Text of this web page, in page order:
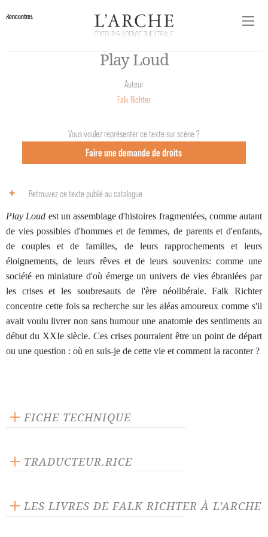
Rencontres
Play Loud
Auteur
Falk Richter
Vous voulez représenter ce texte sur scène ?
Faire une demande de droits
Retrouvez ce texte publié au catalogue
Play Loud est un assemblage d'histoires fragmentées, comme autant
de vies possibles d'hommes et de femmes, de parents et d'enfants,
de couples et de familles, de leurs rapprochements et leurs
éloignements, de leurs rêves et de leurs souvenirs: comme une
société en miniature d'où émerge un univers de vies ébranlées par
les crises et les soubresauts de l'ère néolibérale. Falk Richter
concentre cette fois sa recherche sur les aléas amoureux comme s'il
avait voulu livrer non sans humour une anatomie des sentiments au
début du XXIe siècle. Ces crises pourraient être un point de départ
ou une question : où en suis-je de cette vie et comment la raconter ?
FICHE TECHNIQUE
Langue source : allemand
Nombre de personnages masculins : 2
TRADUCTEUR.RICE
LES LIVRES DE FALK RICHTER À L’ARCHE